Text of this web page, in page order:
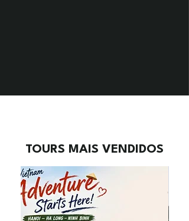
TOURS MAIS VENDIDOS